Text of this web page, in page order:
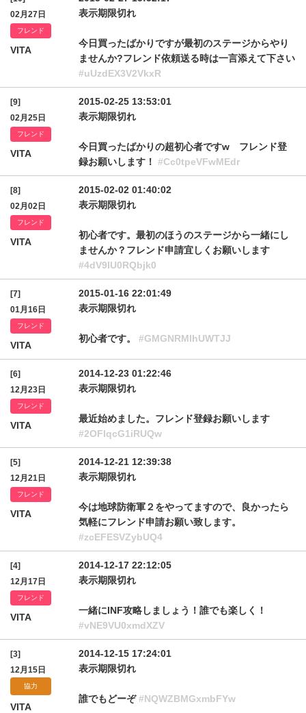
02月27日
フレンド
VITA
表示期限切れ
今日買ったばかりですが最初のステージからやり
ませんか?フレンド依頼送る時は一言添えて下さい
#uUzdEX3V2VkxR
[9]
02月25日
フレンド
VITA
2015-02-25 13:53:01
表示期限切れ
今日買ったばかりの超初心者ですw フレンド登
録お願いします！ #Cc0tpeVFwMEdr
[8]
02月02日
フレンド
VITA
2015-02-02 01:40:02
表示期限切れ
初心者です。最初のほうのステージから一緒にし
ませんか？フレンド申請宜しくお願いします
#4dV9IU0RQbjk0
[7]
01月16日
フレンド
VITA
2015-01-16 22:01:49
表示期限切れ
初心者です。 #GMGNRMlhUWTJJ
[6]
12月23日
フレンド
VITA
2014-12-23 01:22:46
表示期限切れ
最近始めました。フレンド登録お願いします
#2OFlqcG1iRUQw
[5]
12月21日
フレンド
VITA
2014-12-21 12:39:38
表示期限切れ
今は地球防衛軍２をやってますので、良かったら
気軽にフレンド申請お願い致します。
#zcEFESVZybUQ4
[4]
12月17日
フレンド
VITA
2014-12-17 22:12:05
表示期限切れ
一緒にINF攻略しましょう！誰でも楽しく！
#vNE9VU0xmdXZV
[3]
12月15日
協力
VITA
2014-12-15 17:24:01
表示期限切れ
誰でもどーぞ#NQWZBMGxmbFYw